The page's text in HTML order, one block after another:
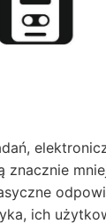
znacznie
ich